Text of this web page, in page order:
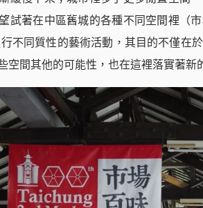
試著在中區舊城的各種不同空間裡（
不同質性的藝術活動，其目的不僅在
空間其他的可能性，也在這裡落實著新